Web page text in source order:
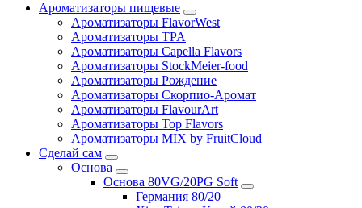
Ароматизаторы пищевые
Ароматизаторы FlavorWest
Ароматизаторы TPA
Ароматизаторы Capella Flavors
Ароматизаторы StockMeier-food
Ароматизаторы Рождение
Ароматизаторы Скорпио-Аромат
Ароматизаторы FlavourArt
Ароматизаторы Top Flavors
Ароматизаторы MIX by FruitCloud
Сделай сам
Основа
Основа 80VG/20PG Soft
Германия 80/20